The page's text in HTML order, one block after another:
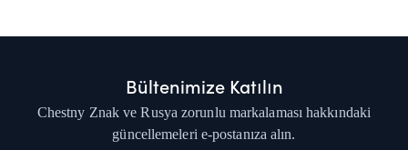
Bültenimize Katılın
Chestny Znak ve Rusya zorunlu markalaması hakkındaki
güncellemeleri e-postanıza alın.